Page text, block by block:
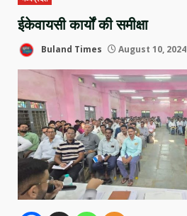
ईकेवायसी कार्यों की समीक्षा
Buland Times August 10, 2024